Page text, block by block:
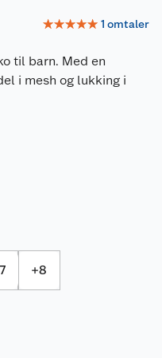
☆☆☆☆☆ 1 omtaler
til barn. Med en
i mesh og lukking i
+8